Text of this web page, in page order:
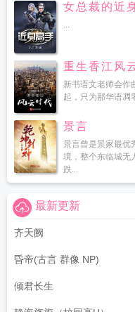
女总裁的近
...
重生香江风
新书语文老师会作
起，只为那华语凋
景言
景言曾是景家最优
境，整个东临城无
跌...
最新更新
齐天阙
昏帝(古言 群像 NP)
倾君长生